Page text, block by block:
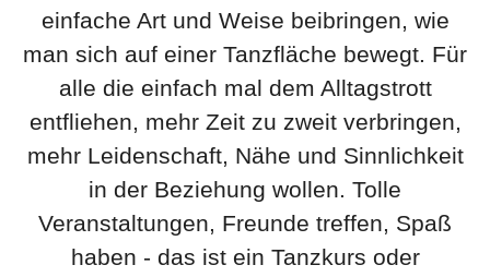
einfache Art und Weise beibringen, wie
man sich auf einer Tanzfläche bewegt. Für
alle die einfach mal dem Alltagstrott
entfliehen, mehr Zeit zu zweit verbringen,
mehr Leidenschaft, Nähe und Sinnlichkeit
in der Beziehung wollen. Tolle
Veranstaltungen, Freunde treffen, Spaß
haben - das ist ein Tanzkurs oder